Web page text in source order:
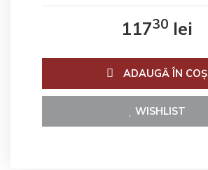
11730 lei
ADAUGĂ ÎN COŞ
WISHLIST